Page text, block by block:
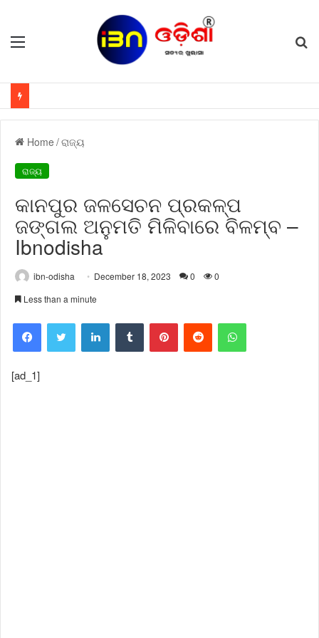
Menu
Home /ରାଜ୍ୟ
ରାଜ୍ୟ
କାନପୁର ଜଳସେଚନ ପ୍ରକଳ୍ପ
ଜଙ୍ଗଲ ଅନୁମତି ମିଳିବାରେ ବିଳମ୍ବ –
Ibnodisha
ibn-odisha December 18, 2023 0
0
Less than a minute
FacebookTwitter LinkedInTumblr PinterestReddit WhatsApp
[ad_1]